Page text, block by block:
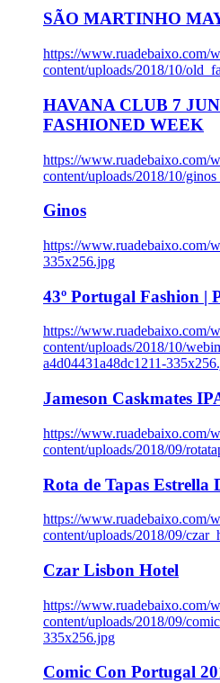
SÃO MARTINHO
https://www.ruadebaixo.com/
content/uploads/2018/10/
HAVANA CLUB 7
FASHIONED WEEK
https://www.ruadebaixo.com/
content/uploads/2018/10/
Ginos
https://www.ruadebaixo.com/
335x256.jpg
43º Portugal Fashion |
https://www.ruadebaixo.com/
content/uploads/2018/10/
a4d04431a48dc1211-
Jameson Caskmates
https://www.ruadebaixo.com/
content/uploads/2018/09/
Rota de Tapas Estrella
https://www.ruadebaixo.com/
content/uploads/2018/09/
Czar Lisbon Hotel
https://www.ruadebaixo.com/
content/uploads/2018/09/
335x256.jpg
Comic Con Portugal